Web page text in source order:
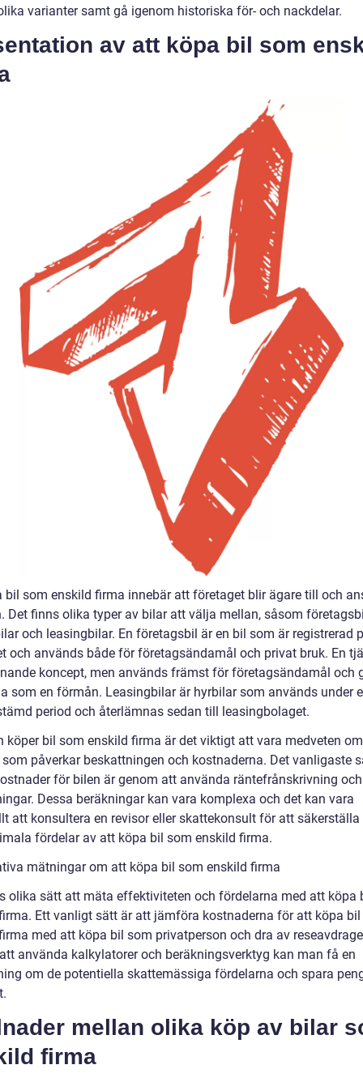
varianter samt gå igenom historiska för- och nackdelar.
av att köpa bil som
bil som enskild firma innebär att företaget blir ägare till och
Det finns olika typer av bilar att välja mellan, såsom
och leasingbilar. En företagsbil är en bil som är registrerad
och används både för företagsändamål och privat bruk. En
koncept, men används främst för företagsändamål och
som en förmån. Leasingbilar är hyrbilar som används under
period och återlämnas sedan till leasingbolaget.
köper bil som enskild firma är det viktigt att vara medveten
påverkar beskattningen och kostnaderna. Det vanligaste
för bilen är genom att använda räntefrånskrivning och
Dessa beräkningar kan vara komplexa och det kan vara
att konsultera en revisor eller skattekonsult för att
fördelar av att köpa bil som enskild firma.
mätningar om att köpa bil som enskild firma
olika sätt att mäta effektiviteten och fördelarna med att köpa
Ett vanligt sätt är att jämföra kostnaderna för att köpa
med att köpa bil som privatperson och dra av
använda kalkylatorer och beräkningsverktyg kan man få en
om de potentiella skattemässiga fördelarna och spara
mellan olika köp av bilar
firma